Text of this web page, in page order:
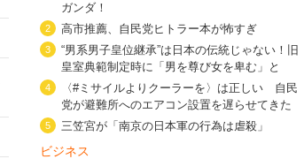
ガンダ！
2 高市推薦、自民党ヒトラー本が怖すぎ
3
“男系男子皇位継承”は日本の伝統じゃない！旧
皇室典範制定時に「男を尊び女を卑む」と
4
〈#ミサイルよりクーラーを〉は正しい 自民
党が避難所へのエアコン設置を遅らせてきた
5 三笠宮が「南京の日本軍の行為は虐殺」
ビジネス